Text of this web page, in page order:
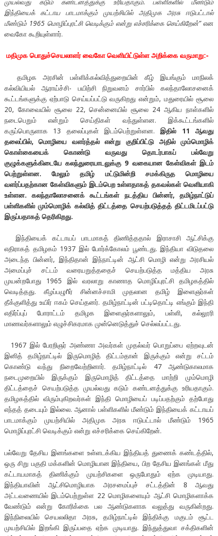
இந்தியைக் கட்டாய பாடமாக்கும் முயற்சியில் அதிமுக அரசு ஈடுபட்டால்
மீண்டும் 1965 மொழிப்புரட்சி வெடிக்கும் என்று எச்சரிக்கை செய்கிறேன்”என
வைகோ கூறியுள்ளார்.
மதிமுக பொதுச்செயலாளர் வைகோ வெளியிட்டுள்ள அறிக்கை வருமாறு:-
தமிழக அரசின் பள்ளிக்கல்வித்துறையின் கீழ் இயங்கும் மாநிலக்
கல்வியியல் ஆராய்ச்சி- பயிற்சி நிறுவனம் சார்பில் கலந்தாலோசனைக்
கூட்டங்களுக்கு ஏற்பாடு செய்யப்பட்டு வருகிறது என்றும், மதுரையில் சூலை
20, கோவையில் சூலை 22, சென்னையில் சூலை 24 ஆகிய நாள்களில்
நடைபெறும் என்றும் செய்திகள் வந்துள்ளன. இக்கூட்டங்களில்
கருப்பொருளாக 13 தலைப்புகள் இடம்பெற்றுள்ளன.இதில் 11 ஆவது
தலைப்பில், மொழியை வளர்த்தல் என்று குறிப்பிட்டு அதில் மும்மொழிக்
கொள்கையைக் கொண்டு வருவது தொடர்பாகப் பல்வேறு
குழுக்களுக்கிடையே கலந்துரையாடலுக்கு 9 வகையான கேள்விகள் இடம்
பெற்றுள்ளன. மேலும் தமிழ் மட்டுமின்றி சமக்கிருத மொழியை
வளர்ப்பதற்கான கேள்விகளும் இடம்பெற உள்ளதாகத் தகவல்கள் வெளியாகி
உள்ளன. கலந்தாலோசனைக் கூட்டங்கள் நடத்திய பின்னர், தமிழ்நாட்டுப்
பள்ளிகளில் மும்மொழிக் கல்வித் திட்டத்தை செயற்படுத்தத் திட்டமிடப்பட்டு
இருப்பதாகத் தெரிகிறது.
இந்தியைக் கட்டாயப் பாடமாகத் திணித்ததால் இராசாசி ஆட்சிக்கு
எதிராகத் தமிழகம் 1937 இல் போர்க்கோலம் பூண்டது. இந்தியா விடுதலை
அடைந்த பின்னர், இந்திதான் இந்நாட்டின் ஆட்சி மொழி என்று அரசியல்
அமைப்புச் சட்டம் வரையறுத்ததைச் செயற்படுத்த மத்திய அரசு
முயன்றபோது 1965 இல் வரலாறு காணாத மொழிப்புரட்சி தமிழகத்தில்
வெடித்தது. கீழப்பழுñர் சின்னச்சாமி முதலான தமிழ் இளைஞர்கள்
தீக்குளித்து உயிர் ஈகம் செய்தனர். தமிழ்நாட்டின் பட்டிதொட்டி எங்கும் இந்தி
எதிர்ப்புப் போராட்டம் தமிழக இளைஞர்களாலும், பள்ளி, கல்லூரி
மாணவர்களாலும் எழுச்சிகரமாக முன்னெடுத்துச் செல்லப்பட்டது.
1967 இல் பேரறிஞர் அண்ணா அவர்கள் முதல்வர் பொறுப்பை ஏற்றவுடன்
இனித் தமிழ்நாட்டில் இருமொழித் திட்டம்தான் இருக்கும் என்று சட்டம்
கொண்டு வந்து நிறைவேற்றினார். தமிழ்நாட்டில் 47 ஆண்டுகாலமாக
நடைமுறையில் இருக்கும் இருமொழித் திட்டத்தை மாற்றி மும்மொழி
திட்டத்தைச் செயற்படுத்த முயல்வது கடும் கண்டனத்துக்கு உரியதாகும்.
தமிழகத்தில் விரும்புகிறவர்கள் இந்தி மொழியைப் படிப்பதற்கும் தற்போது
எந்தத் தடையும் இல்லை. ஆனால் பள்ளிகளில் மீண்டும் இந்தியைக் கட்டாயப்
பாடமாக்கும் முயற்சியில் அதிமுக அரசு ஈடுபட்டால் மீண்டும் 1965
மொழிப்புரட்சி வெடிக்கும் என்று எச்சரிக்கை செய்கிறேன்.
பல்வேறு தேசிய இனங்களை உள்ளடக்கிய இந்தியத் துணைக் கண்டத்தில்,
ஒரு சிறு பகுதி மக்களின் மொழியான இந்தியை, பிற தேசிய இனங்கள் மீது
கட்டாயமாகத் திணிக்கும் முயற்சிகளை ஒருபோதும் ஏற்க முடியாது.
இந்தியாவின் ஆட்சிமொழியாக அரசமைப்புச் சட்டத்தின் 8 ஆவது
அட்டவணையில் இடம்பெற்றுள்ள 22 மொழிகளையும் ஆட்சி மொழிகளாக்க
வேண்டும் என்று கோரிக்கை பல ஆண்டுகளாக வலுத்து வருகின்றது.
இந்நிலையில் செயலலிதா அரசு, தமிழ்நாட்டில் இந்திக்கு மகுடம் சூட்ட
முயற்சியில் இறங்கி இருப்பதை ஏற்க முடியாது. இந்துத்துவா சக்திகளின்